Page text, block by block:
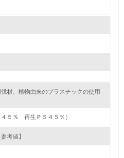
レベル2
5.
的に検証して次の活動に活
材、植物由来のプラスチックの使用
５％ 再生ＰＳ４５％）
考値】